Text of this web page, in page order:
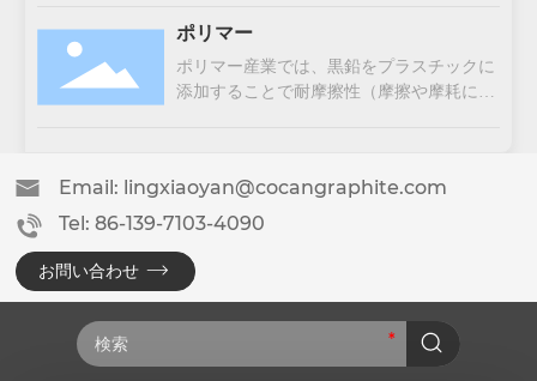
鉛が現代掘削作業の重要な材料に発展して
きました。但し、黒鉛はほかの掘削液との
相性悪さ、特にスラリー損失をもたらすた
め、幅広く使用されるには課題がありま
の上昇、地層の損傷による生産性の低下に
なる可能性もあります。
ポリマー
ポリマー産業では、黒鉛をプラスチックに
添加することで耐摩擦性（摩擦や摩耗に関
カスタマイズしております。これらの黒鉛
系ポリマー添加剤は様々な分野で使用され
鉛系ポリマーはエンジニアリング、高性能
熱可塑性プラスチック、熱硬化性樹脂、
PTFE、コーティング、接着剤、シーラン
トとエラストマーに使われています。
Email: lingxiaoyan@cocangraphite.com
Tel: 86-139-7103-4090
お問い合わせ